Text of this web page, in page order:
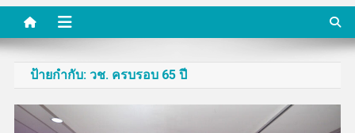
ป้ายกำกับ: วช. ครบรอบ 65 ปี